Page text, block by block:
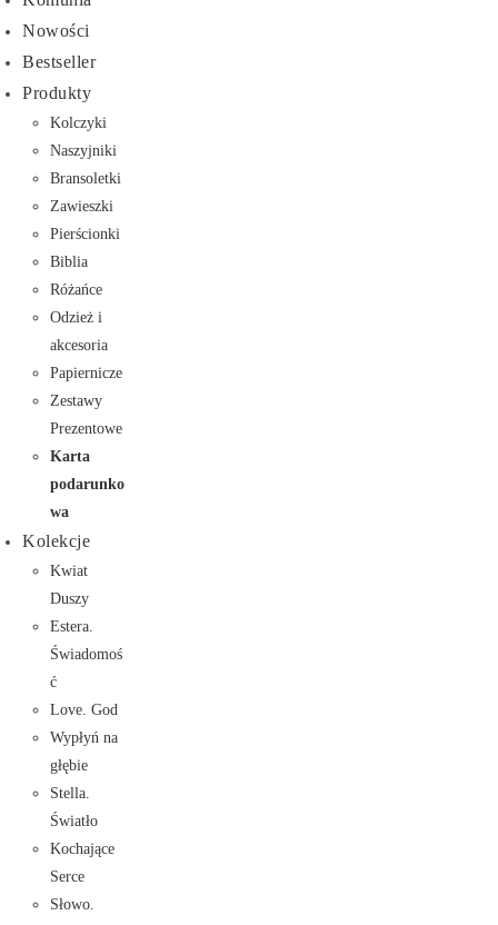
Nowości
Bestseller
Produkty
Kolczyki
Naszyjniki
Bransoletki
Zawieszki
Pierścionki
Biblia
Różańce
Odzież i
akcesoria
Papiernicze
Zestawy
Prezentowe
Karta
podarunko
wa
Kolekcje
Kwiat
Duszy
Estera.
Świadomoś
ć
Love. God
Wypłyń na
głębie
Stella.
Światło
Kochające
Serce
Słowo.